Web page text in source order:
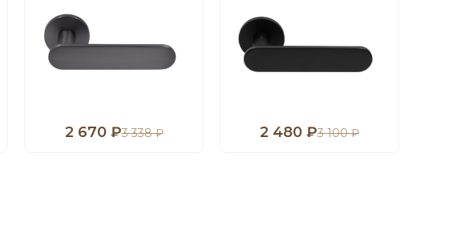
2 670 ₽3 338 ₽ 2 480 ₽3 100 ₽